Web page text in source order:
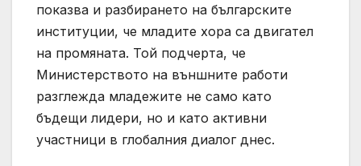
показва и разбирането на българските
институции, че младите хора са двигател
на промяната. Той подчерта, че
Министерството на външните работи
разглежда младежите не само като
бъдещи лидери, но и като активни
участници в глобалния диалог днес.